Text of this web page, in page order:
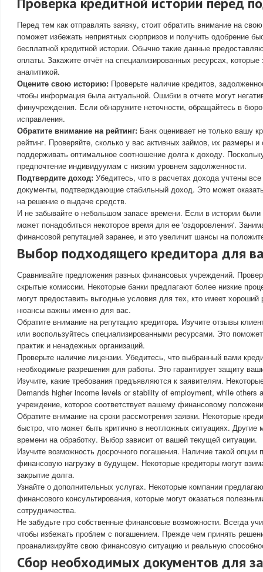
Перед тем как отправлять заявку, стоит обратить внимание на
поможет избежать неприятных сюрпризов и получить одобрение
бесплатной кредитной истории. Обычно такие данные
оплаты. Закажите отчёт на специализированных ресурсах,
аналитикой.
Оцените свою историю: Проверьте наличие кредитов,
чтобы информация была актуальной. Ошибки в отчете могут
финучреждения. Если обнаружите неточности, обращайтесь в
исправления.
Обратите внимание на рейтинг: Банк оценивает не только вашу
рейтинг. Проверяйте, сколько у вас активных займов, их размеры
поддерживать оптимальное соотношение долга к доходу.
предпочтение индивидуумам с низким уровнем задолженности.
Подтвердите доход: Убедитесь, что в расчетах дохода учтены
документы, подтверждающие стабильный доход. Это может
на решение о выдаче средств.
И не забывайте о небольшом запасе времени. Если в истории
может понадобиться некоторое время для ее 'оздоровления'.
финансовой репутацией заранее, и это увеличит шансы на
Выбор подходящего кредитора для
Сравнивайте предложения разных финансовых учреждений.
скрытые комиссии. Некоторые банки предлагают более низкие
могут предоставить выгодные условия для тех, кто имеет хороший
нюансы важны именно для вас.
Обратите внимание на репутацию кредитора. Изучите отзывы
или воспользуйтесь специализированными ресурсами. Это
практик и ненадежных организаций.
Проверьте наличие лицензии. Убедитесь, что выбранный вами
необходимые разрешения для работы. Это гарантирует защиту
Изучите, какие требования предъявляются к заявителям.
Demands higher income levels or stability of employment, while others
учреждение, которое соответствует вашему финансовому
Обратите внимание на сроки рассмотрения заявки. Некоторые
быстро, что может быть критично в неотложных ситуациях. Другие
времени на обработку. Выбор зависит от вашей текущей ситуации.
Изучите возможность досрочного погашения. Наличие такой опции
финансовую нагрузку в будущем. Некоторые кредиторы могут
закрытие долга.
Узнайте о дополнительных услугах. Некоторые компании
финансового консультирования, которые могут оказаться
сотрудничества.
Не забудьте про собственные финансовые возможности. Всегда
чтобы избежать проблем с погашением. Прежде чем принять
проанализируйте свою финансовую ситуацию и реальную
Сбор необходимых документов для